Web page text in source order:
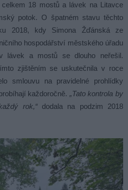
18 mostů a lávek na Litavce
potok. O špatném stavu těchto
2018, kdy Simona Žďánská ze
hospodářství městského úřadu
lávek a mostů se dlouho neřešil.
zjištěním se uskutečnila v roce
smlouvu na pravidelné prohlídky
každoročně. „Tato kontrola by
rok,“dodala na podzim 2018